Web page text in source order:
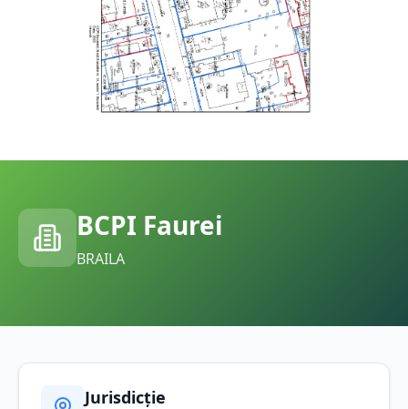
BCPI Faurei
BRAILA
Jurisdicție